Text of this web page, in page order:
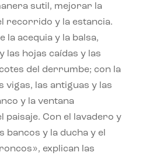
sutil, mejorar la
recorrido y la estancia.
la acequia y la balsa,
las hojas caídas y las
del derrumbe; con la
vigas, las antiguas y las
y la ventana
paisaje. Con el lavadero y
bancos y la ducha y el
explican las